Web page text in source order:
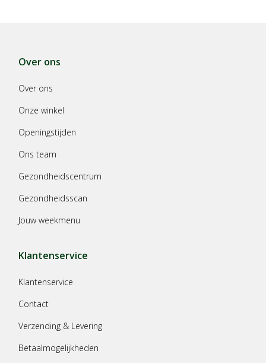
Over ons
Over ons
Onze winkel
Openingstijden
Ons team
Gezondheidscentrum
Gezondheidsscan
Jouw weekmenu
Klantenservice
Klantenservice
Contact
Verzending & Levering
Betaalmogelijkheden